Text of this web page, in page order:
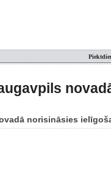
norisināsies